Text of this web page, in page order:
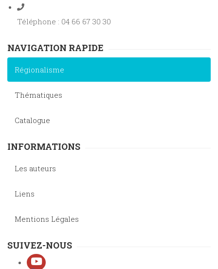
Téléphone : 04 66 67 30 30
NAVIGATION RAPIDE
Régionalisme
Thématiques
Catalogue
INFORMATIONS
Les auteurs
Liens
Mentions Légales
SUIVEZ-NOUS